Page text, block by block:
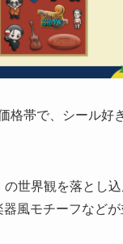
格帯で、シール好
世界観を落とし
風モチーフなど